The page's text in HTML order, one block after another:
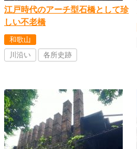
江戸時代のアーチ型石橋として珍
しい不老橋
和歌山
川沿い
各所史跡